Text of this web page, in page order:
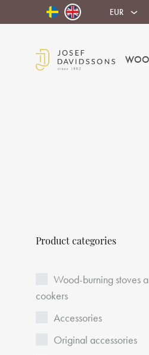
EUR
Product categories
Wood-burning stoves
cookers
Accessories
Original accessories